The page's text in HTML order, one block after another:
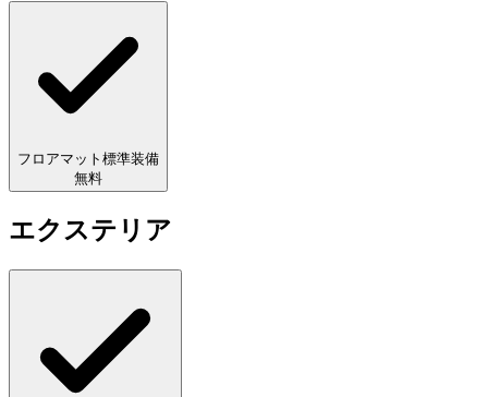
フロアマット 標準装備
無料
エクステリア